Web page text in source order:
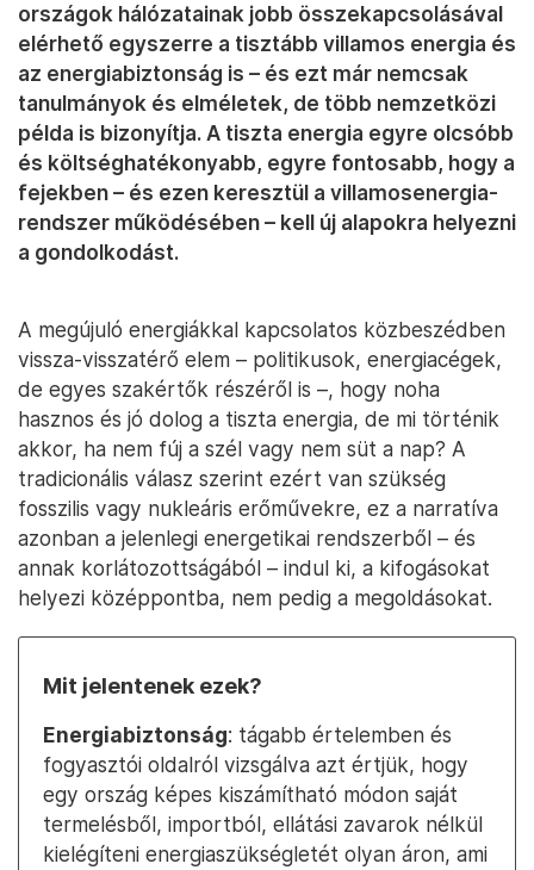
országok hálózatainak jobb összekapcsolásával
elérhető egyszerre a tisztább villamos energia és
az energiabiztonság is – és ezt már nemcsak
tanulmányok és elméletek, de több nemzetközi
példa is bizonyítja. A tiszta energia egyre olcsóbb
és költséghatékonyabb, egyre fontosabb, hogy a
fejekben – és ezen keresztül a villamosenergia-
rendszer működésében – kell új alapokra helyezni
a gondolkodást.
A megújuló energiákkal kapcsolatos közbeszédben
vissza-visszatérő elem – politikusok, energiacégek,
de egyes szakértők részéről is –, hogy noha
hasznos és jó dolog a tiszta energia, de mi történik
akkor, ha nem fúj a szél vagy nem süt a nap? A
tradicionális válasz szerint ezért van szükség
fosszilis vagy nukleáris erőművekre, ez a narratíva
azonban a jelenlegi energetikai rendszerből – és
annak korlátozottságából – indul ki, a kifogásokat
helyezi középpontba, nem pedig a megoldásokat.
Mit jelentenek ezek?
Energiabiztonság: tágabb értelemben és
fogyasztói oldalról vizsgálva azt értjük, hogy
egy ország képes kiszámítható módon saját
termelésből, importból, ellátási zavarok nélkül
kielégíteni energiaszükségletét olyan áron, ami